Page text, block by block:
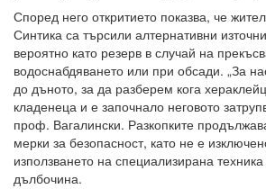
Според него откритието показва, че
Синтика са търсили алтернативни
вероятно като резерв в случай на
водоснабдяването или при обсади. „За
до дъното, за да разберем кога
кладенеца и е започнало неговото
проф. Вагалински. Разкопките
мерки за безопасност, като не е
използването на специализирана
дълбочина.